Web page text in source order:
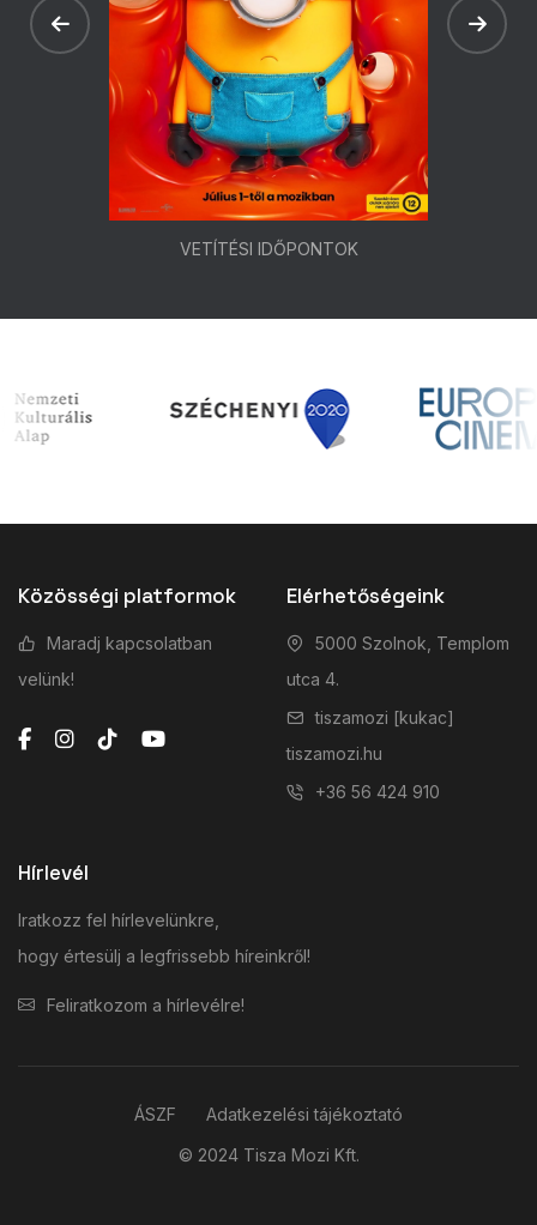
VETÍTÉSI IDŐPONTOK
Közösségi platformok
Maradj kapcsolatban
velünk!
Elérhetőségeink
5000 Szolnok, Templom
utca 4.
tiszamozi [kukac]
tiszamozi.hu
+36 56 424 910
Hírlevél
Iratkozz fel hírlevelünkre,
hogy értesülj a legfrissebb híreinkről!
Feliratkozom a hírlevélre!
© 2024 Tisza Mozi Kft.
ÁSZF Adatkezelési tájékoztató